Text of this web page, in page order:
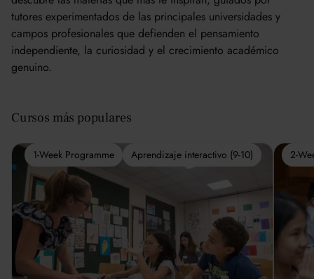
tutores experimentados de las principales universidades y
campos profesionales que defienden el pensamiento
independiente, la curiosidad y el crecimiento académico
genuino.
Cursos más populares
1-Week Programme Aprendizaje interactivo (9-10) 2-